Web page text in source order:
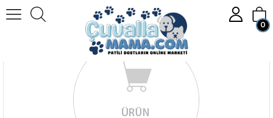
Üye Girişi Üye Ol
0